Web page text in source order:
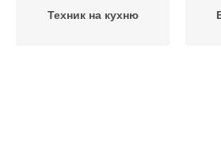
Техник на кухню